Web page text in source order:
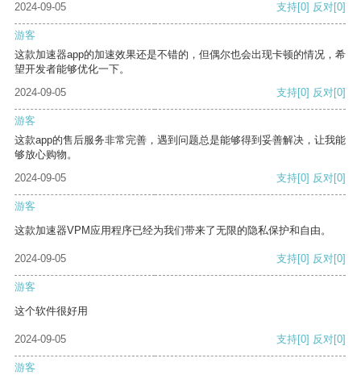
2024-09-05 支持[0] 反对[0]
游客
这款加速器app的加速效果还是不错的，但偶尔也会出现卡顿的情况，希
望开发者能够优化一下。
2024-09-05
支持[0] 反对[0]
游客
这款app的售后服务非常完善，遇到问题总是能够得到妥善解决，让我能
够放心购物。
2024-09-05
支持[0] 反对[0]
游客
这款加速器VPM应用程序已经为我们带来了无限的隐私保护和自由。
2024-09-05 支持[0] 反对[0]
游客
这个软件很好用
2024-09-05 支持[0] 反对[0]
游客